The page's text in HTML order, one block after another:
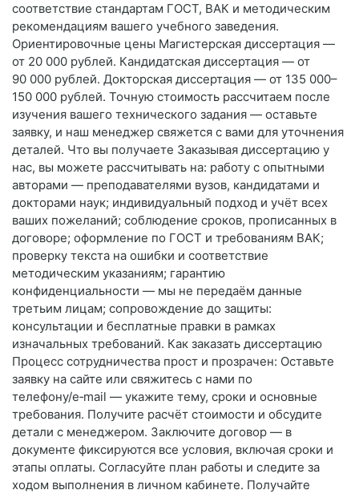
соответствие стандартам ГОСТ, ВАК и методическим
рекомендациям вашего учебного заведения.
Ориентировочные цены Магистерская диссертация —
от 20 000 рублей. Кандидатская диссертация — от
90 000 рублей. Докторская диссертация — от 135 000–
150 000 рублей. Точную стоимость рассчитаем после
изучения вашего технического задания — оставьте
заявку, и наш менеджер свяжется с вами для уточнения
деталей. Что вы получаете Заказывая диссертацию у
нас, вы можете рассчитывать на: работу с опытными
авторами — преподавателями вузов, кандидатами и
докторами наук; индивидуальный подход и учёт всех
ваших пожеланий; соблюдение сроков, прописанных в
договоре; оформление по ГОСТ и требованиям ВАК;
проверку текста на ошибки и соответствие
методическим указаниям; гарантию
конфиденциальности — мы не передаём данные
третьим лицам; сопровождение до защиты:
консультации и бесплатные правки в рамках
изначальных требований. Как заказать диссертацию
Процесс сотрудничества прост и прозрачен: Оставьте
заявку на сайте или свяжитесь с нами по
телефону/e‑mail — укажите тему, сроки и основные
требования. Получите расчёт стоимости и обсудите
детали с менеджером. Заключите договор — в
документе фиксируются все условия, включая сроки и
этапы оплаты. Согласуйте план работы и следите за
ходом выполнения в личном кабинете. Получайте